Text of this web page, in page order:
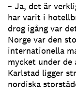
– Ja, det är
har varit i
drog igång var
Norge var den
internationella
mycket under de
Karlstad ligger
nordiska